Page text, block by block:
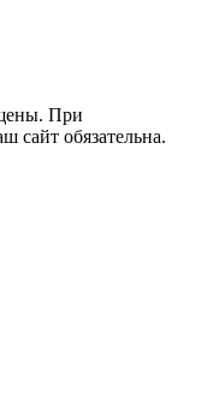
При
сайт обязательна.